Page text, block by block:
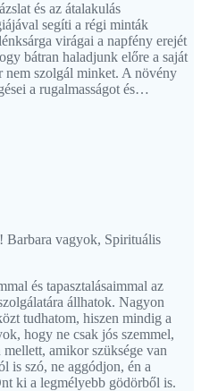
és az átalakulás
segíti a régi minták
virágai a napfény erejét
bátran haladjunk előre a saját
nem szolgál minket. A növény
a rugalmasságot és…
Barbara vagyok, Spirituális
és tapasztalásaimmal az
állhatok. Nagyon
tudhatom, hiszen mindig a
hogy ne csak jós szemmel,
amikor szüksége van
is szó, ne aggódjon, én a
ki a legmélyebb gödörből is.